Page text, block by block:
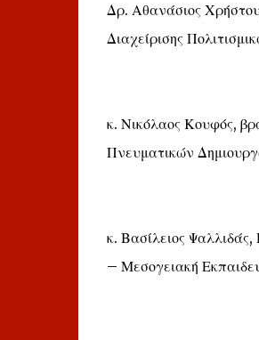
Δρ. Αθανάσιος
Διαχείρισης
κ. Νικόλαος Κουφός,
Πνευματικών
κ. Βασίλειος
– Μεσογειακή